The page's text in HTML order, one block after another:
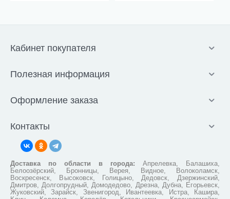
Кабинет покупателя
Полезная информация
Оформление заказа
Контакты
Доставка по области в города: Апрелевка, Балашиха,
Белоозёрский, Бронницы, Верея, Видное, Волоколамск,
Воскресенск, Высоковск, Голицыно, Дедовск, Дзержинский,
Дмитров, Долгопрудный, Домодедово, Дрезна, Дубна, Егорьевск,
Жуковский, Зарайск, Звенигород, Ивантеевка, Истра, Кашира,